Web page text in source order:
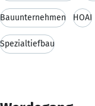
Bauunternehmen HOAI
Spezialtiefbau